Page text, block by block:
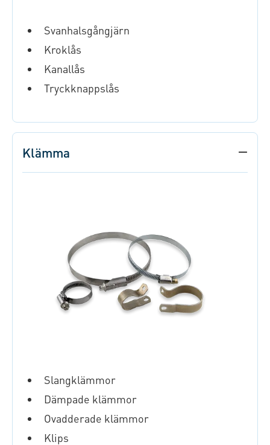
Svanhalsgångjärn
Kroklås
Kanallås
Tryckknappslås
Klämma
Slangklämmor
Dämpade klämmor
Ovadderade klämmor
Klips